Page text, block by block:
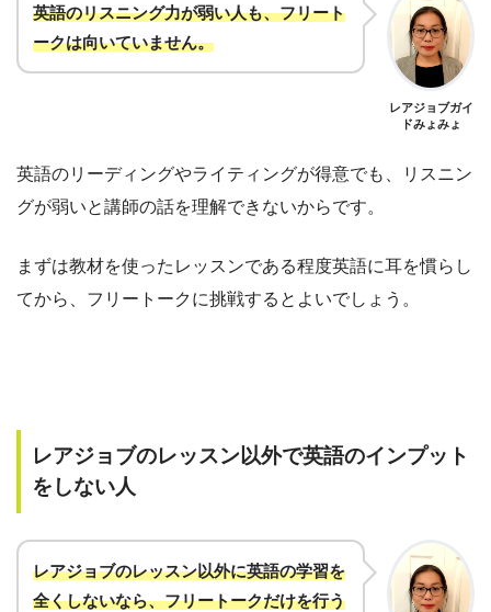
英語のリスニング力が弱い人も、フリート
ークは向いていません。
レアジョブガイ
ドみょみょ
英語のリーディングやライティングが得意でも、リスニン
グが弱いと講師の話を理解できないからです。
まずは教材を使ったレッスンである程度英語に耳を慣らし
てから、フリートークに挑戦するとよいでしょう。
レアジョブのレッスン以外で英語のインプット
をしない人
レアジョブのレッスン以外に英語の学習を
全くしないなら、フリートークだけを行う